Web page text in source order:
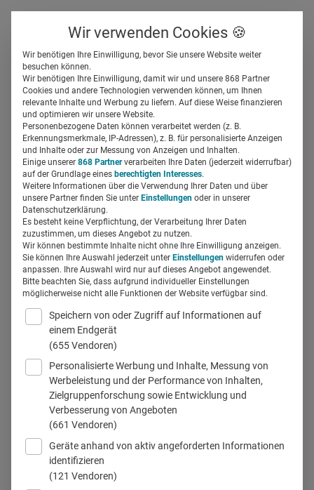
Gespeicherte Beiträge
Suchfeld
Suchen
OTC-Spendings bei
Fachlesern: Die Top-10
Produkte im Saisonvergleich
Bernhard Hebel19.04.20181 Min Lesezeit
© istock.com/Tero Vesalainen
Teilen
Wir verwenden Cookies 🍪
Wir benötigen Ihre Einwilligung, bevor Sie unsere Website weiter
besuchen können.
Wir benötigen Ihre Einwilligung, damit wir und unsere 868 Partner
Cookies und andere Technologien verwenden können, um Ihnen
relevante Inhalte und Werbung zu liefern. Auf diese Weise finanzieren
und optimieren wir unsere Website.
Personenbezogene Daten können verarbeitet werden (z. B.
Erkennungsmerkmale, IP-Adressen), z. B. für personalisierte Anzeigen
und Inhalte oder zur Messung von Anzeigen und Inhalten.
Einige unserer 868 Partnerverarbeiten Ihre Daten (jederzeit widerrufbar)
auf der Grundlage eines berechtigten Interesses.
Weitere Informationen über die Verwendung Ihrer Daten und über
unsere Partner finden Sie unter Einstellungen oder in unserer
Datenschutzerklärung.
Es besteht keine Verpflichtung, der Verarbeitung Ihrer Daten
zuzustimmen, um dieses Angebot zu nutzen.
Wir können bestimmte Inhalte nicht ohne Ihre Einwilligung anzeigen.
Sie können Ihre Auswahl jederzeit unter Einstellungen widerrufen oder
anpassen. Ihre Auswahl wird nur auf dieses Angebot angewendet.
Bitte beachten Sie, dass aufgrund individueller Einstellungen
möglicherweise nicht alle Funktionen der Website verfügbar sind.
Speichern von oder Zugriff auf Informationen auf
einem Endgerät
(655 Vendoren)
Personalisierte Werbung und Inhalte, Messung von
Werbeleistung und der Performance von Inhalten,
Zielgruppenforschung sowie Entwicklung und
Verbesserung von Angeboten
(661 Vendoren)
Geräte anhand von aktiv angeforderten Informationen
identifizieren
(121 Vendoren)